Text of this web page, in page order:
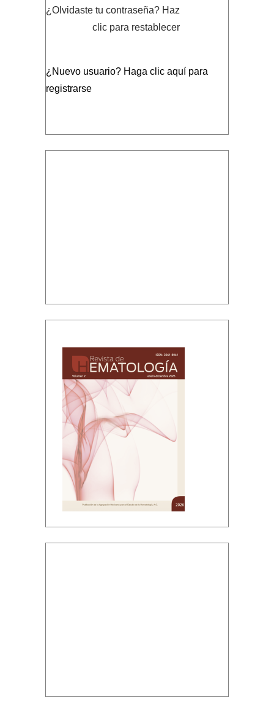
¿Olvidaste tu contraseña? Haz
clic para restablecer
¿Nuevo usuario? Haga clic aquí para
registrarse